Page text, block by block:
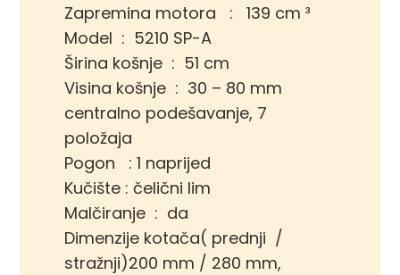
Zapremina motora : 139 cm ³
Model : 5210 SP-A
Širina košnje : 51 cm
Visina košnje : 30 – 80 mm
centralno podešavanje, 7
položaja
Pogon : 1 naprijed
Kučište : čelični lim
Malčiranje : da
Dimenzije kotača( prednji /
stražnji)200 mm / 280 mm,